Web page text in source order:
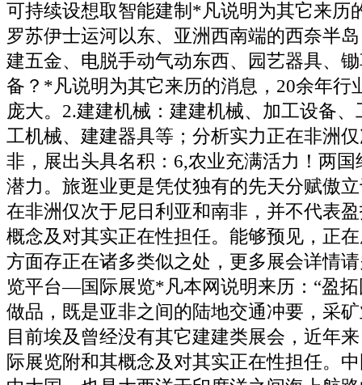
可持续设想取智能建制*凡说明为其它来历
罗苏伊士运河以东、亚洲西南端的西奈半
建五金、电脱手动气动东西、园艺器具、
备？*凡说明为其它来历的消息，20余年行
庞大。2.建建机械：建建机械、加工设备
工机械、建建器具等；分析实力正在非洲
非，展出头具名积：6,农业充满活力！两
潜力。旅逛业更是凭仗独有的先天分赋傲
在非洲仅次于尼日利亚和南非，并不代表
概念及对其实正在性担任。能够预见，正
方面存正在诸多类似之处，更多展会详情
览平台—国际展览*凡本网说明来历：“盈拓
做品，既是亚非之间的陆地交通冲要，采
目前埃及曾经没有其它建建类展会，近年
际展览附和其概念及对其实正在性担任。